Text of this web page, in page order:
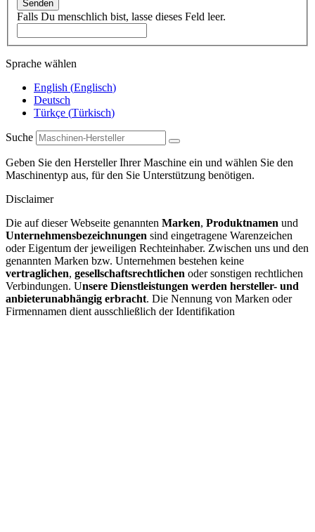
Senden
Falls Du menschlich bist, lasse dieses Feld leer.
Sprache wählen
English (Englisch)
Deutsch
Türkçe (Türkisch)
Suche
Geben Sie den Hersteller Ihrer Maschine ein und wählen Sie den
Maschinentyp aus, für den Sie Unterstützung benötigen.
Disclaimer
Die auf dieser Webseite genannten Marken, Produktnamen und
Unternehmensbezeichnungen sind eingetragene Warenzeichen
oder Eigentum der jeweiligen Rechteinhaber. Zwischen uns und den
genannten Marken bzw. Unternehmen bestehen keine
vertraglichen, gesellschaftsrechtlichen oder sonstigen rechtlichen
Verbindungen. Unsere Dienstleistungen werden hersteller- und
anbieterunabhängig erbracht. Die Nennung von Marken oder
Firmennamen dient ausschließlich der Identifikation